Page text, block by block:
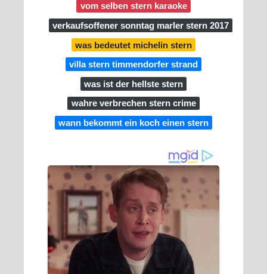
vom selben stern karaoke
verkaufsoffener sonntag marler stern 2017
was bedeutet michelin stern
villa stern timmendorfer strand
was ist der hellste stern
wahre verbrechen stern crime
wann bekommt ein koch einen stern